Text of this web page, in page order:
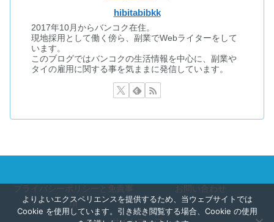
hibitabibkk
2017年10月からバンコク在住。
現地採用として働く傍ら、副業でWebライターをして
います。
このブログではバンコクの生活情報を中心に、副業や
タイの雇用に関する事を気ままに発信しています。
プライバシーポリシーと免責事
項
お問い合わせ
よりよいエクスペリエンスを提供するため、当ウェブサイトでは
Cookie を使用しています。引き続き閲覧する場合、Cookie の使用